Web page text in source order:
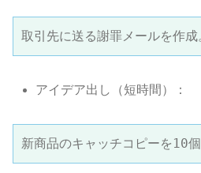
取引先に送る謝罪メールを作
アイデア出し（短時間）：
新商品のキャッチコピーを10